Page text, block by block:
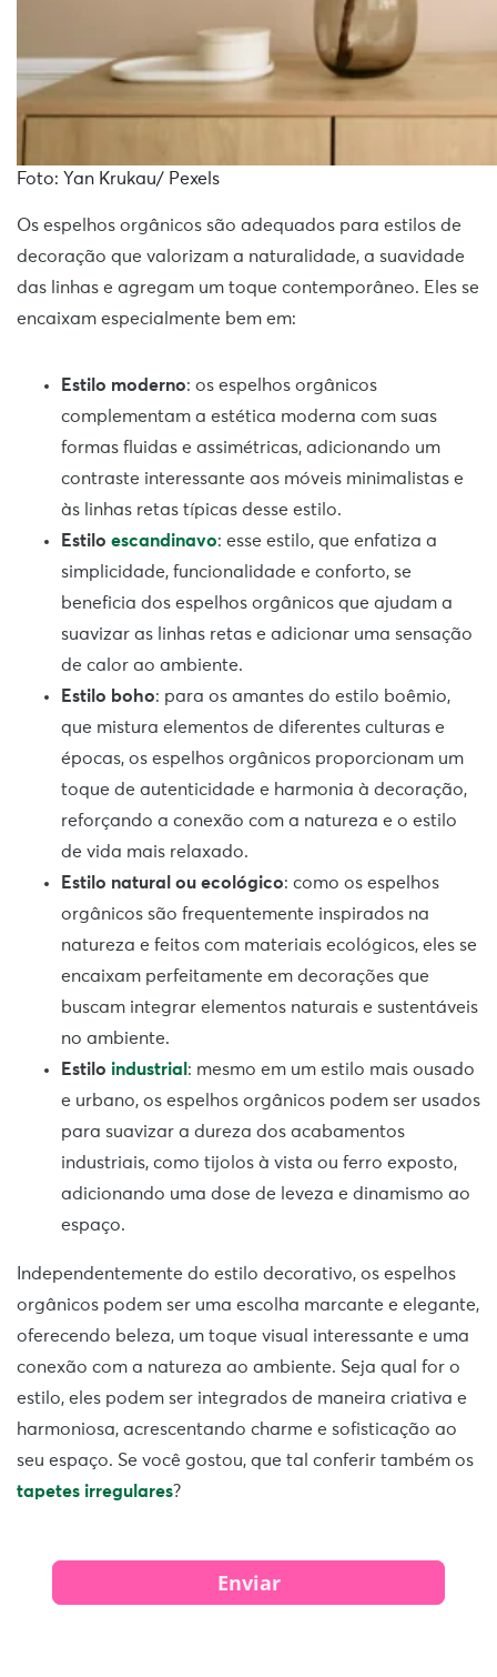
Foto: Yan Krukau/ Pexels
Os espelhos orgânicos são adequados para estilos de
decoração que valorizam a naturalidade, a suavidade
das linhas e agregam um toque contemporâneo. Eles se
encaixam especialmente bem em:
Estilo moderno: os espelhos orgânicos
complementam a estética moderna com suas
formas fluidas e assimétricas, adicionando um
contraste interessante aos móveis minimalistas e
às linhas retas típicas desse estilo.
Estilo escandinavo: esse estilo, que enfatiza a
simplicidade, funcionalidade e conforto, se
beneficia dos espelhos orgânicos que ajudam a
suavizar as linhas retas e adicionar uma sensação
de calor ao ambiente.
Estilo boho: para os amantes do estilo boêmio,
que mistura elementos de diferentes culturas e
épocas, os espelhos orgânicos proporcionam um
toque de autenticidade e harmonia à decoração,
reforçando a conexão com a natureza e o estilo
de vida mais relaxado.
Estilo natural ou ecológico: como os espelhos
orgânicos são frequentemente inspirados na
natureza e feitos com materiais ecológicos, eles se
encaixam perfeitamente em decorações que
buscam integrar elementos naturais e sustentáveis
no ambiente.
Estilo industrial : mesmo em um estilo mais ousado
e urbano, os espelhos orgânicos podem ser usados
para suavizar a dureza dos acabamentos
industriais, como tijolos à vista ou ferro exposto,
adicionando uma dose de leveza e dinamismo ao
espaço.
Independentemente do estilo decorativo, os espelhos
orgânicos podem ser uma escolha marcante e elegante,
oferecendo beleza, um toque visual interessante e uma
conexão com a natureza ao ambiente. Seja qual for o
estilo, eles podem ser integrados de maneira criativa e
harmoniosa, acrescentando charme e sofisticação ao
seu espaço. Se você gostou, que tal conferir também os
tapetes irregulares?